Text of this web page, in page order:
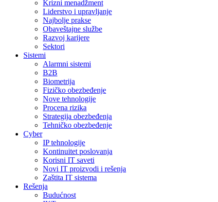
Krizni menadžment
Liderstvo i upravljanje
Najbolje prakse
Obaveštajne službe
Razvoj karijere
Sektori
Sistemi
Alarmni sistemi
B2B
Biometrija
Fizičko obezbeđenje
Nove tehnologije
Procena rizika
Strategija obezbeđenja
Tehničko obezbeđenje
Cyber
IP tehnologije
Kontinuitet poslovanja
Korisni IT saveti
Novi IT proizvodi i rešenja
Zaštita IT sistema
Rešenja
Budućnost